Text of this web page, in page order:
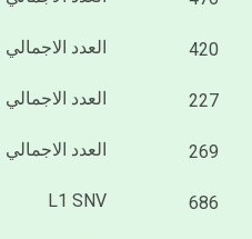
420 العدد
227 العدد الاجمالي
269 العدد الاجمالي
686
L1 SNV